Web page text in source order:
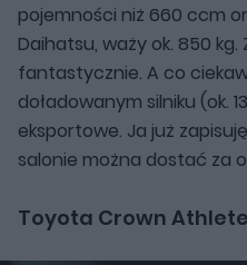
pojemności niż 660 ccm
Daihatsu, waży ok. 850 kg.
fantastycznie. A co
doładowanym silniku (ok.
eksportowe. Ja już
salonie można dostać za
Toyota Crown Athlete